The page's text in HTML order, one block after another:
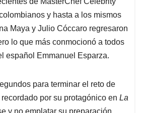
l
a
d
s
y hasta a los mismos
Maya y Julio Cóccaro regresaron
lo que más conmocionó a todos
español Emmanuel Esparza.
para terminar el reto de
por su protagónico en La